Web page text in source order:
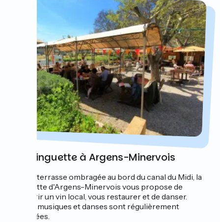
La Guinguette à Argens-Minervois
Avec sa terrasse ombragée au bord du canal du Midi, la
guinguette d'Argens-Minervois vous propose de
découvrir un vin local, vous restaurer et de danser.
Soirées musiques et danses sont régulièrement
organisées.